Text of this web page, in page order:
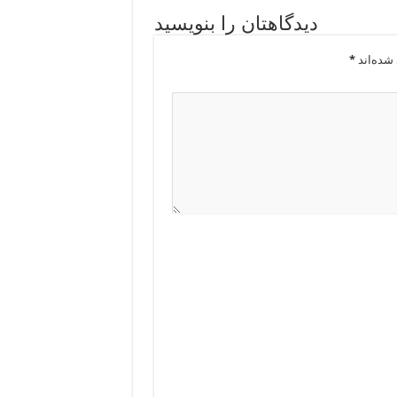
دیدگاهتان را بنویسید
شده‌اند*